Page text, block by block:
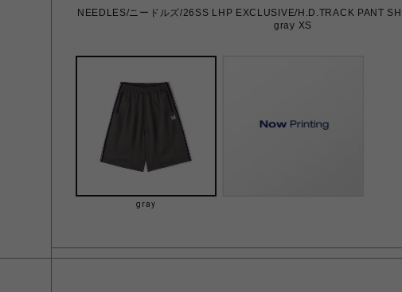
NEEDLES/ニードルズ/26SS LHP EXCLUSIVE/H.D.TRACK PANT
gray XS
gray